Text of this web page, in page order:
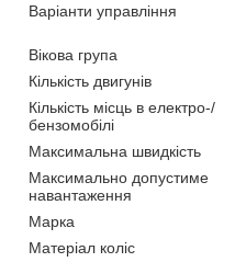
Варіанти управління
Вікова група
Кількість двигунів
Кількість місць в електро-/
бензомобілі
Максимальна швидкість
Максимально допустиме
навантаження
Марка
Матеріал коліс